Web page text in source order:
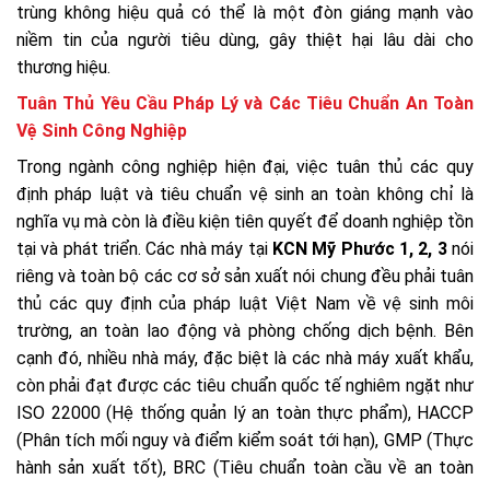
trùng không hiệu quả có thể là một đòn giáng mạnh vào
niềm tin của người tiêu dùng, gây thiệt hại lâu dài cho
thương hiệu.
Tuân Thủ Yêu Cầu Pháp Lý và Các Tiêu Chuẩn An Toàn
Vệ Sinh Công Nghiệp
Trong ngành công nghiệp hiện đại, việc tuân thủ các quy
định pháp luật và tiêu chuẩn vệ sinh an toàn không chỉ là
nghĩa vụ mà còn là điều kiện tiên quyết để doanh nghiệp tồn
tại và phát triển. Các nhà máy tại KCN Mỹ Phước 1, 2, 3nói
riêng và toàn bộ các cơ sở sản xuất nói chung đều phải tuân
thủ các quy định của pháp luật Việt Nam về vệ sinh môi
trường, an toàn lao động và phòng chống dịch bệnh. Bên
cạnh đó, nhiều nhà máy, đặc biệt là các nhà máy xuất khẩu,
còn phải đạt được các tiêu chuẩn quốc tế nghiêm ngặt như
ISO 22000 (Hệ thống quản lý an toàn thực phẩm), HACCP
(Phân tích mối nguy và điểm kiểm soát tới hạn), GMP (Thực
hành sản xuất tốt), BRC (Tiêu chuẩn toàn cầu về an toàn